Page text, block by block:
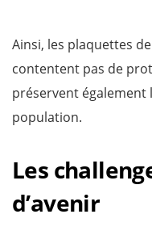
Ainsi, les plaquettes
contentent pas de
préservent également
population.
Les
d’avenir